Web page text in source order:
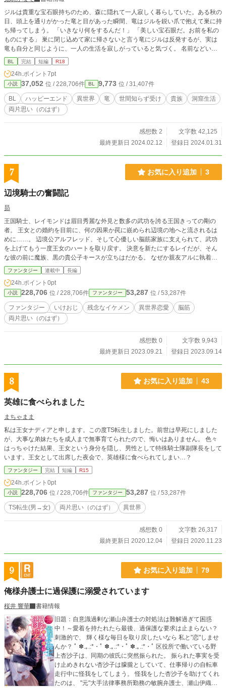
ジルは貴重な宝石眼持ちのため、森に隠れて一人寂しく暮らしていた。ある秋の
日、頭上を通りがかった竜と目があった瞬間、竜はジルを鋭い爪で抱えて巣に持
ち帰ってしまう。 「いきなり何をするんだ！」 「美しい宝石眼だ。お前を私の
ものにする」 巣に閉じ込めて家に帰さないと言う竜にジルは反発するが、実は
竜も自分と同じように、一人の生活を寂しがっていると気づく。 名前などいら
ないという竜に名づけると、彼の姿が人に変わった。 「絆契約が成ったのか」
BL 完結 短編 R18
24h.ポイント 7pt
小説 37,052 位 / 228,706件 BL 9,773 位 / 31,407件
BL ハッピーエンド 異世界 竜 世間知らず受け 貴族
洞窟生活
両片思い（のはず）
感想数 2
文字数 42,125
最終更新日 2024.02.12
登録日 2024.01.31
7 お気に入り追加 3
辺境騎士の奮闘記
昴
王国騎士、レイモンドは眉目秀麗な外見と数多の武功を誇る王国きっての剛の
者。 王女との婚約を目前に、何の因果か罠に嵌められ辺境の地へと流されるは
めに……。 辺境公アルフレッド、そして心優しい脳筋家族に支えられて、武功
を上げてもう一度王女のハートを取り戻す。 決意を新たにするレイだが、そん
な彼の前に魔族、黒の貴公子キースが立ちはだかる。 なぜか親友アルに執着す
るキース、親友の最大のピンチ、そして明かされる秘密。そんな時に辺境にやっ
てくるお邪魔虫王女、 親友と王女、レイは選択を迫られる。
ファンタジー 連載中 長編
24h.ポイント 0pt
小説 228,706 位 / 228,706件 ファンタジー 53,287 位 / 53,287件
ファンタジー いけおじ 残念なイケメン 異世界恋愛
脳筋
両片思い（のはず）
感想数 0
文字数 9,943
最終更新日 2023.09.21
登録日 2023.09.14
8 お気に入り追加 43
英雄に食べられました
まちゃまま
私は王女ナディアと申します。この度TS転生しました。前世は早死にしました
が、大事な弟妹たちを成人まで無事育てられたので、悔いはありません。 色々
はっちゃけた結果、王女という身分を隠し、男性として特殊騎士隊副隊長をして
います。王女として出席した夜会で、英雄様に食べられてしまい…？
ファンタジー 完結 短編 R15
24h.ポイント 0pt
小説 228,706 位 / 228,706件 ファンタジー 53,287 位 / 53,287件
TS転生(男→女) 両片思い（のはず） 異世界
感想数 0
文字数 26,317
最終更新日 2020.12.04
登録日 2020.11.23
9 お気に入り追加 79
俺様弁護士に過保護に溺愛されています
桜井 響華
書籍情報
旧題：自意識過剰な瀬山弁護士の対処法は難解過ぎて困惑
中！～愛着を持たれたら最後、過保護な要求は止まらない？
刺激的で、 輝く様な毎日を取り戻したいなら 私と"恋"しませ
んか？ ﾟ ✽.｡.:*・ﾟ ✽.｡.:*・ﾟ ✽.｡.:*・ﾟ 区役所で働いている野
上杏沙子は、同期の彼氏に突然振られた。 振られた事実を受
け止めきれない杏沙子は朦朧としていて、仕事帰りの自転車
走行中に怪我をしてしまう。 怪我をした杏沙子を助けてくれ
たのは、 "元"大手法律事務所勤務の敏腕弁護士、瀬山伊織だ